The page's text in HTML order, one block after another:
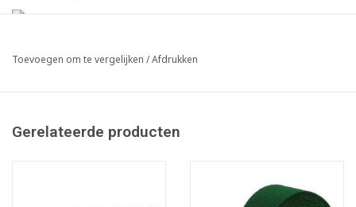
Toevoegen om te vergelijken /Afdrukken
Gerelateerde producten